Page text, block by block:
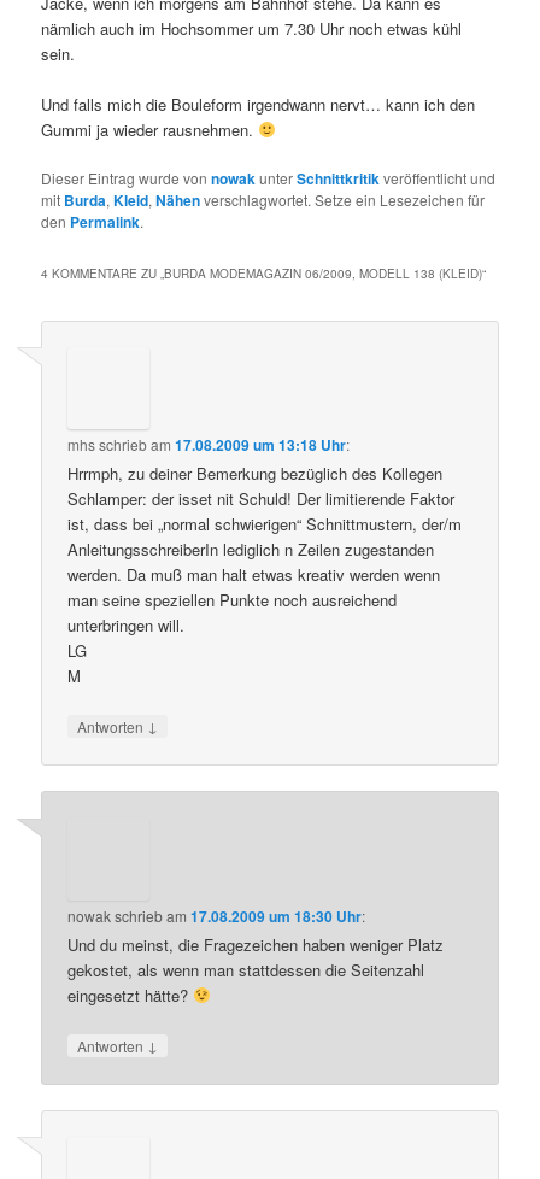
nämlich auch im Hochsommer um 7.30 Uhr noch etwas kühl
sein.
Und falls mich die Bouleform irgendwann nervt… kann ich den
Gummi ja wieder rausnehmen.
Dieser Eintrag wurde vonnowakunterSchnittkritikveröffentlicht und
mit Burda,Kleid,Nähenverschlagwortet. Setze ein Lesezeichen für
den Permalink.
4 KOMMENTARE ZU „BURDA MODEMAGAZIN 06/2009, MODELL 138 (KLEID)“
mhsschriebam17.08.2009 um 13:18 Uhr:
Hrrmph, zu deiner Bemerkung bezüglich des Kollegen
Schlamper: der isset nit Schuld! Der limitierende Faktor
ist, dass bei „normal schwierigen“ Schnittmustern, der/m
AnleitungsschreiberIn lediglich n Zeilen zugestanden
werden. Da muß man halt etwas kreativ werden wenn
man seine speziellen Punkte noch ausreichend
unterbringen will.
LG
M
Antworten ↓
nowakschriebam17.08.2009 um 18:30 Uhr:
Und du meinst, die Fragezeichen haben weniger Platz
gekostet, als wenn man stattdessen die Seitenzahl
eingesetzt hätte?
Antworten ↓